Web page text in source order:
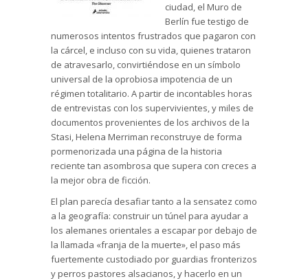
ciudad, el Muro de
Berlín fue testigo de
numerosos intentos frustrados que pagaron con
la cárcel, e incluso con su vida, quienes trataron
de atravesarlo, convirtiéndose en un símbolo
universal de la oprobiosa impotencia de un
régimen totalitario. A partir de incontables horas
de entrevistas con los supervivientes, y miles de
documentos provenientes de los archivos de la
Stasi, Helena Merriman reconstruye de forma
pormenorizada una página de la historia
reciente tan asombrosa que supera con creces a
la mejor obra de ficción.
El plan parecía desafiar tanto a la sensatez como
a la geografía: construir un túnel para ayudar a
los alemanes orientales a escapar por debajo de
la llamada «franja de la muerte», el paso más
fuertemente custodiado por guardias fronterizos
y perros pastores alsacianos, y hacerlo en un